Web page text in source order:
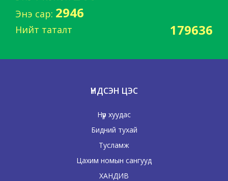
Энэ сар: 2946
Нийт таталт 179636
ҮНДСЭН ЦЭС
Нүүр хуудас
Бидний тухай
Тусламж
Цахим номын сангууд
ХАНДИВ